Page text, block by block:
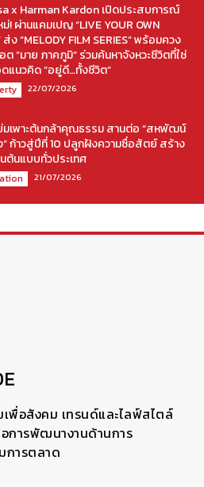
x Harman Kardon เปิดประสบการณ์
! ผ่านแคมเปญ “LIVE YOUR OWN
ส่ง “MELODY FILM SERIES” พร้อมควง
ต “มาย ภาคภูมิ” ร่วมค้นหาจังหวะชีวิตที่ใช่
แนวคิด “อยู่ดี…ทั้งชีวิต”
22/07/2026
มเพาะต้นกล้าคุณธรรม สานต่อ “สหพัฒน์
” ก้าวสู่ปีที่ 10 ปลูกฝังความซื่อสัตย์ สร้าง
นต้นแบบทั่วประเทศ
21/07/2026
พื่อสังคม เทรนด์และไลฟ์สไตล์
การพัฒนางานด้านการ
การตลาด